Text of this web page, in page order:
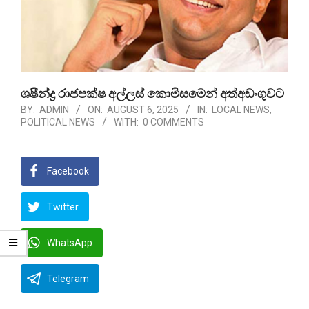
ශෂීන්ද්‍ර රාජපක්ෂ අල්ලස් කොමිසමෙන් අත්අඩංගුවට
BY: ADMIN ON: AUGUST 6, 2025 IN: LOCAL NEWS,
POLITICAL NEWS
WITH: 0 COMMENTS
Facebook
Twitter
WhatsApp
Telegram